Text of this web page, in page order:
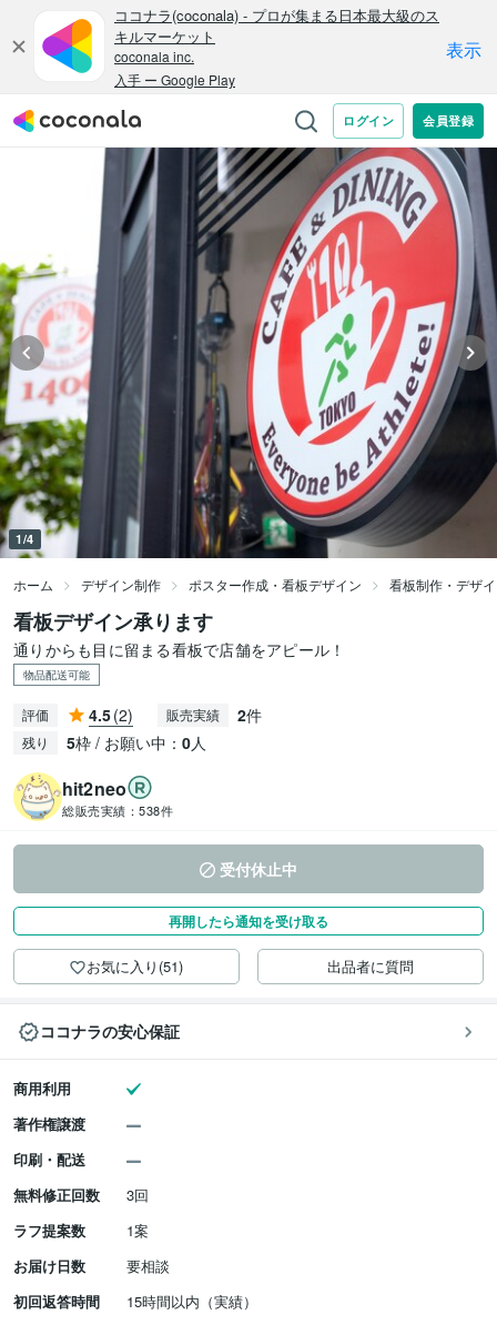
1/4
ホーム デザイン制作 ポスター作成・看板デザイン 看板制作・デザ
看板デザイン承ります
通りからも目に留まる看板で店舗をアピール！
物品配送可能
評価 4.5(2) 販売実績 2件
残り 5枠 / お願い中： 0人
hit2neo
総販売実績： 538件
受付休止中
再開したら通知を受け取る
お気に入り(51) 出品者に質問
ココナラの安心保証
商用利用
著作権譲渡
印刷・配送
無料修正回数
3回
ラフ提案数
1案
お届け日数
要相談
初回返答時間
15時間以内（実績）